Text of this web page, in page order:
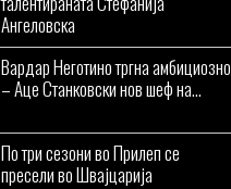
Ангеловска
Вардар Неготино тргна амбициозно
– Аце Станковски нов шеф на...
По три сезони во Прилеп се
пресели во Швајцарија